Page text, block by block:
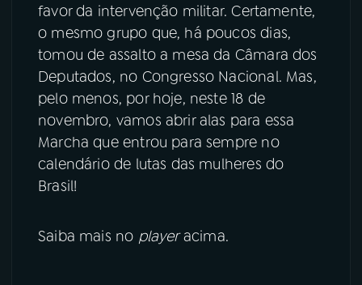
TikTok
favor da intervenção militar. Certamente,
o mesmo grupo que, há poucos dias,
tomou de assalto a mesa da Câmara dos
Deputados, no Congresso Nacional. Mas,
pelo menos, por hoje, neste 18 de
novembro, vamos abrir alas para essa
Marcha que entrou para sempre no
calendário de lutas das mulheres do
Brasil!
Saiba mais no playeracima.